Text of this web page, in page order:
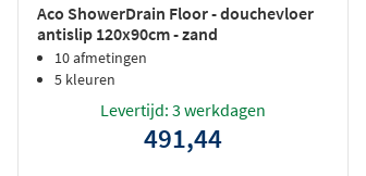
Aco ShowerDrain Floor - douchevloer
antislip 120x90cm - zand
10 afmetingen
5 kleuren
Levertijd: 3 werkdagen
491,44